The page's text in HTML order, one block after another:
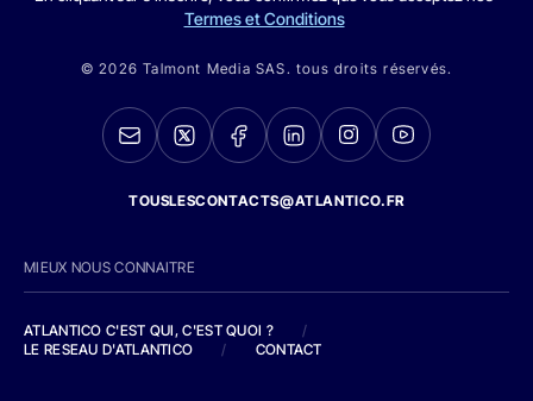
Termes et Conditions
© 2026 Talmont Media SAS. tous droits réservés.
TOUSLESCONTACTS@ATLANTICO.FR
MIEUX NOUS CONNAITRE
ATLANTICO C'EST QUI, C'EST QUOI ?
/
LE RESEAU D'ATLANTICO
/ CONTACT